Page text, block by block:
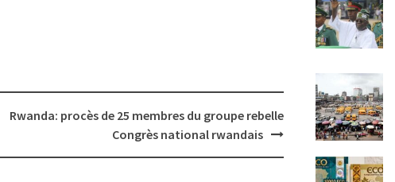
Rwanda: procès de 25 membres du groupe rebelle
Congrès national rwandais